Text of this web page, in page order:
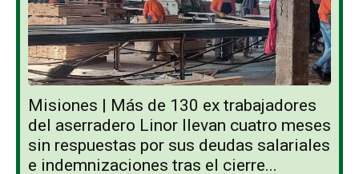
Misiones | Más de 130 ex trabajadores
del aserradero Linor llevan cuatro meses
sin respuestas por sus deudas salariales
e indemnizaciones tras el cierre...